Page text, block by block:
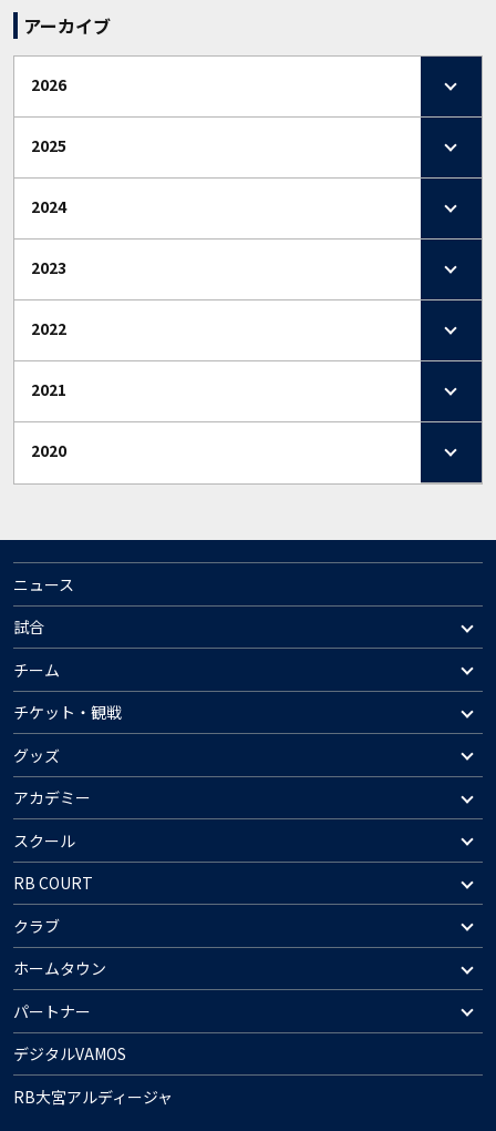
アーカイブ
2026
2025
2024
2023
2022
2021
2020
ニュース
試合
チーム
チケット・観戦
グッズ
アカデミー
スクール
RB COURT
クラブ
ホームタウン
パートナー
デジタルVAMOS
RB大宮アルディージャ